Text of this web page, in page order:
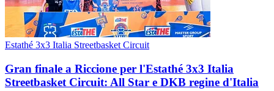
Estathé 3x3 Italia Streetbasket Circuit
Gran finale a Riccione per l'Estathé 3x3 Italia
Streetbasket Circuit: All Star e DKB regine d'Italia